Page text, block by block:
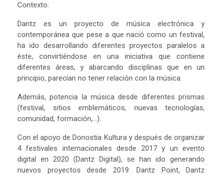
Contexto:
Dantz es un proyecto de música electrónica y
contemporánea que pese a que nació como un festival,
ha ido desarrollando diferentes proyectos paralelos a
éste, convirtiéndose en una iniciativa que contiene
diferentes áreas, y abarcando disciplinas que en un
principio, parecían no tener relación con la música.
Además, potencia la música desde diferentes prismas
(festival, sitios emblemáticos, nuevas tecnologías,
comunidad, formación,…).
Con el apoyo de Donostia Kultura y después de organizar
4 festivales internacionales desde 2017 y un evento
digital en 2020 (Dantz Digital), se han ido generando
nuevos proyectos desde 2019: Dantz Point, Dantz